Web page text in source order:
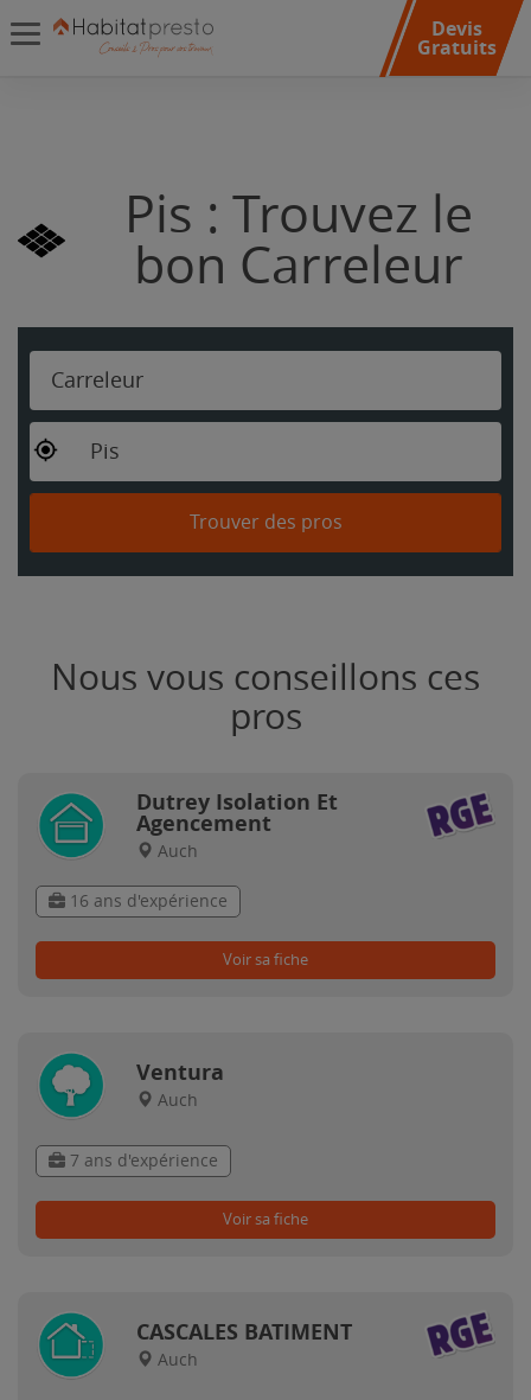
Devis
Gratuits
Pis : Trouvez le
bon Carreleur
Carreleur
Pis
Trouver des pros
Nous vous conseillons ces
pros
Dutrey Isolation Et
Agencement
Auch
16 ans d'expérience
Voir sa fiche
Ventura
Auch
7 ans d'expérience
Voir sa fiche
CASCALES BATIMENT
Auch